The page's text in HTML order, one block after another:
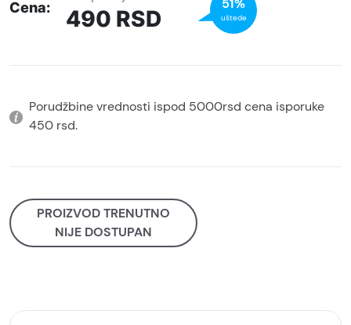
Cena: 490 RSD
51%
uštede
Porudžbine vrednosti ispod 5000rsd cena isporuke
450 rsd.
PROIZVOD TRENUTNO
NIJE DOSTUPAN